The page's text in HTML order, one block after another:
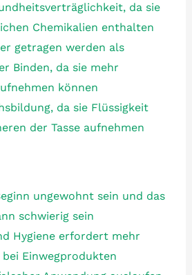
da sie
Chemikalien enthalten
getragen werden als
Binden, da sie mehr
können
da sie Flüssigkeit
der Tasse aufnehmen
ungewohnt sein und das
schwierig sein
Hygiene erfordert mehr
Einwegprodukten